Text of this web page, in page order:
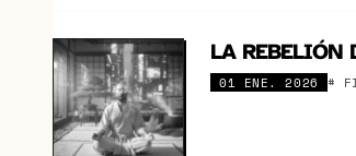
LA REBELIÓN
01 ENE. 2026 #